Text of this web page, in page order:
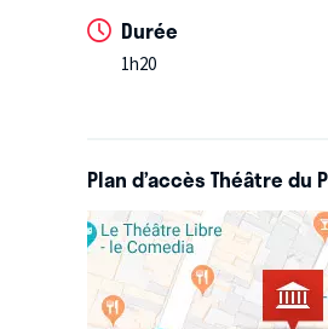
Durée
1h20
Plan d’accès Théâtre du